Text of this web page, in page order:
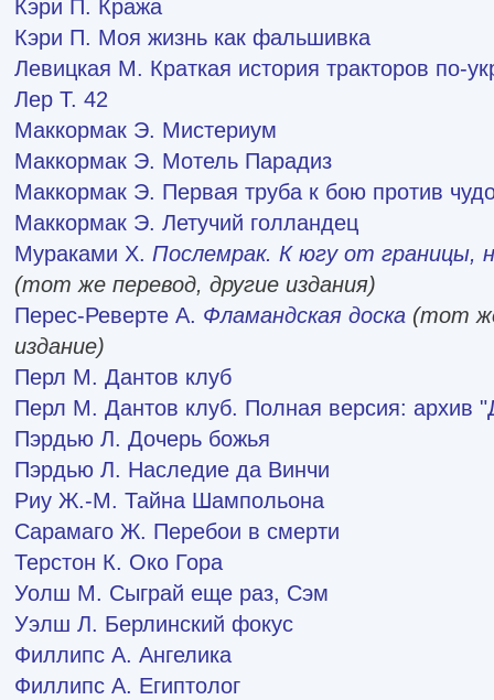
Кэри П. Кража
Кэри П. Моя жизнь как фальшивка
Левицкая М. Краткая история тракторов по-
Лер Т. 42
Маккормак Э. Мистериум
Маккормак Э. Мотель Парадиз
Маккормак Э. Первая труба к бою против
Маккормак Э. Летучий голландец
Мураками Х. Послемрак. К югу от границы,
(тот же перевод, другие издания)
Перес-Реверте А. Фламандская доска (тот
издание)
Перл М. Дантов клуб
Перл М. Дантов клуб. Полная версия: архив
Пэрдью Л. Дочерь божья
Пэрдью Л. Наследие да Винчи
Риу Ж.-М. Тайна Шампольона
Сарамаго Ж. Перебои в смерти
Терстон К. Око Гора
Уолш М. Сыграй еще раз, Сэм
Уэлш Л. Берлинский фокус
Филлипс А. Ангелика
Филлипс А. Египтолог